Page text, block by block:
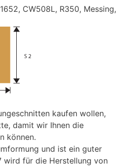
CW508L, R350, Messing,
kaufen wollen,
damit wir Ihnen die
können.
und ist ein guter
wird für die Herstellung von